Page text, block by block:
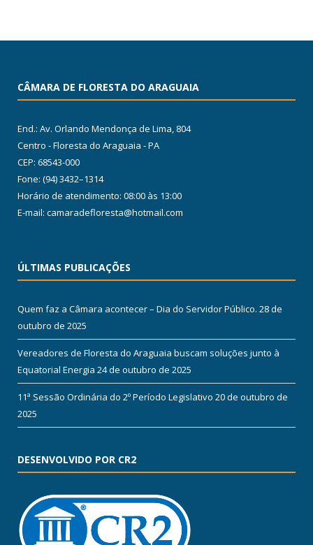
CÂMARA DE FLORESTA DO ARAGUAIA
End.: Av. Orlando Mendonça de Lima, 804
Centro - Floresta do Araguaia - PA
CEP: 68543-000
Fone: (94) 3432–1314
Horário de atendimento: 08:00 às 13:00
E-mail: camaradefloresta@hotmail.com
ÚLTIMAS PUBLICAÇÕES
Quem faz a Câmara acontecer – Dia do Servidor Público. 28 de
outubro de 2025
Vereadores de Floresta do Araguaia buscam soluções junto à
Equatorial Energia 24 de outubro de 2025
11ª Sessão Ordinária do 2º Período Legislativo 20 de outubro de
2025
DESENVOLVIDO POR CR2